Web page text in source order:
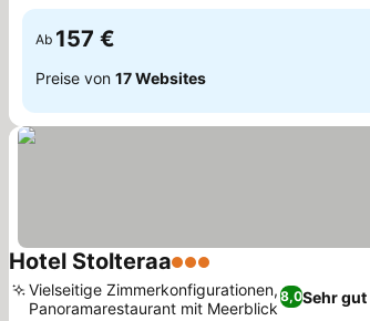
Ab 157 €
Preise von 17 Websites
Hotel Stolteraa3 Sterne
8,0Sehr gut
Vielseitige Zimmerkonfigurationen,
Panoramarestaurant mit Meerblick